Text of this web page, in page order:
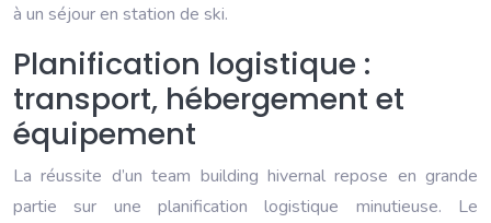
à un séjour en station de ski.
Planification logistique :
transport, hébergement et
équipement
La réussite d’un team building hivernal repose en grande
partie sur une planification logistique minutieuse. Le